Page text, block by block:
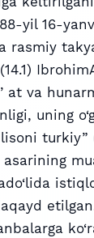
yil 16-
rasmiy
va
uning
turkiy”